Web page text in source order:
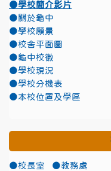
●學校簡介影片
●關於龜中
●學校願景
●校舍平面圖
●龜中校徽
●學校現況
●學校分機表
●本校位置及學區
●校長室
●教務處